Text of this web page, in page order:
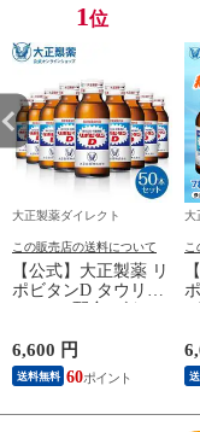
1位
大正製薬ダイレクト
この販売店の送料について
【公式】大正製薬 リ
ポビタンD タウリン
ン 100ml 50本 指定医
薬部外品 栄養ドリン
ク 栄養剤 リポビタ
6,600 円
送料無料 60
大
こ